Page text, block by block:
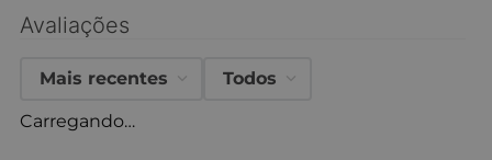
Avaliações
Carregando…
Mais recentes Todos